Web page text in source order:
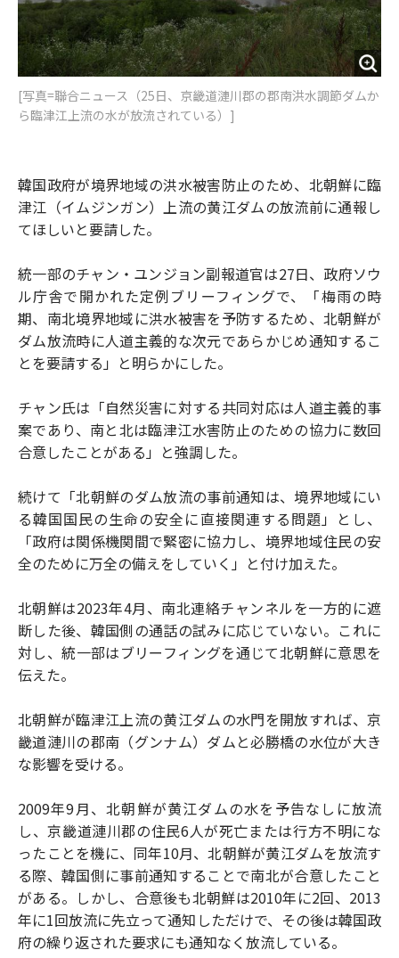
[写真=聯合ニュース（25日、京畿道漣川郡の郡南洪水調節ダムか
ら臨津江上流の水が放流されている）]
韓国政府が境界地域の洪水被害防止のため、北朝鮮に臨
津江（イムジンガン）上流の黄江ダムの放流前に通報し
てほしいと要請した。
統一部のチャン・ユンジョン副報道官は27日、政府ソウ
ル庁舎で開かれた定例ブリーフィングで、「梅雨の時
期、南北境界地域に洪水被害を予防するため、北朝鮮が
ダム放流時に人道主義的な次元であらかじめ通知するこ
とを要請する」と明らかにした。
チャン氏は「自然災害に対する共同対応は人道主義的事
案であり、南と北は臨津江水害防止のための協力に数回
合意したことがある」と強調した。
続けて「北朝鮮のダム放流の事前通知は、境界地域にい
る韓国国民の生命の安全に直接関連する問題」とし、
「政府は関係機関間で緊密に協力し、境界地域住民の安
全のために万全の備えをしていく」と付け加えた。
北朝鮮は2023年4月、南北連絡チャンネルを一方的に遮
断した後、韓国側の通話の試みに応じていない。これに
対し、統一部はブリーフィングを通じて北朝鮮に意思を
伝えた。
北朝鮮が臨津江上流の黄江ダムの水門を開放すれば、京
畿道漣川の郡南（グンナム）ダムと必勝橋の水位が大き
な影響を受ける。
2009年9月、北朝鮮が黄江ダムの水を予告なしに放流
し、京畿道漣川郡の住民6人が死亡または行方不明にな
ったことを機に、同年10月、北朝鮮が黄江ダムを放流す
る際、韓国側に事前通知することで南北が合意したこと
がある。しかし、合意後も北朝鮮は2010年に2回、2013
年に1回放流に先立って通知しただけで、その後は韓国政
府の繰り返された要求にも通知なく放流している。